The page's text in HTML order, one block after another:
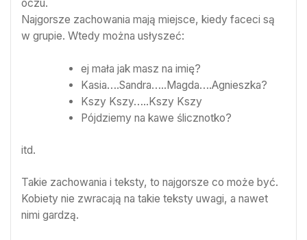
oczu.
Najgorsze zachowania mają miejsce, kiedy faceci są
w grupie. Wtedy można usłyszeć:
ej mała jak masz na imię?
Kasia….Sandra…..Magda….Agnieszka?
Kszy Kszy…..Kszy Kszy
Pójdziemy na kawe ślicznotko?
itd.
Takie zachowania i teksty, to najgorsze co może być.
Kobiety nie zwracają na takie teksty uwagi, a nawet
nimi gardzą.